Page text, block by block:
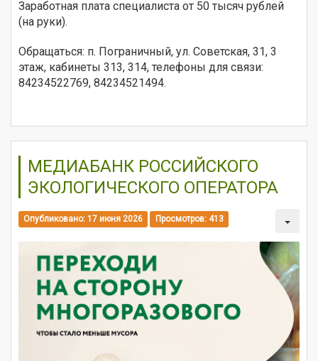
Заработная плата специалиста от 50 тысяч рублей
(на руки).
Обращаться: п. Пограничный, ул. Советская, 31, 3
этаж, кабинеты 313, 314, телефоны для связи:
84234522769, 84234521494.
МЕДИАБАНК РОССИЙСКОГО
ЭКОЛОГИЧЕСКОГО ОПЕРАТОРА
Опубликовано: 17 июня 2026 Просмотров: 413